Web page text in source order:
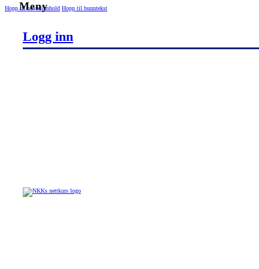
Hopp til hovedinnhold Hopp til bunntekst
Logg inn